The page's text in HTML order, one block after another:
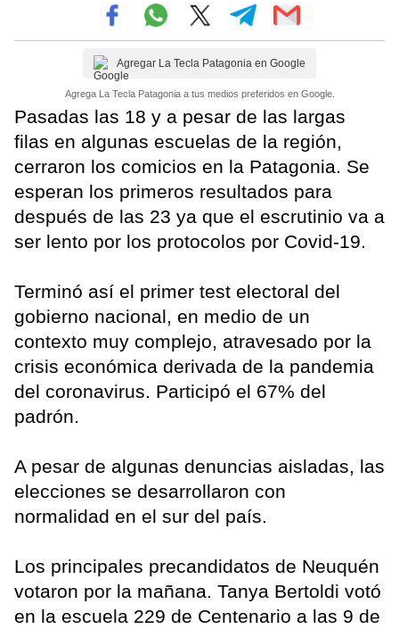
Agregar La Tecla Patagonia en Google
Agrega La Tecla Patagonia a tus medios preferidos en Google.
Pasadas las 18 y a pesar de las largas
filas en algunas escuelas de la región,
cerraron los comicios en la Patagonia. Se
esperan los primeros resultados para
después de las 23 ya que el escrutinio va a
ser lento por los protocolos por Covid-19.
Terminó así el primer test electoral del
gobierno nacional, en medio de un
contexto muy complejo, atravesado por la
crisis económica derivada de la pandemia
del coronavirus. Participó el 67% del
padrón.
A pesar de algunas denuncias aisladas, las
elecciones se desarrollaron con
normalidad en el sur del país.
Los principales precandidatos de Neuquén
votaron por la mañana. Tanya Bertoldi votó
en la escuela 229 de Centenario a las 9 de